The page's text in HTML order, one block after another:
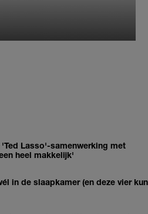
'Ted Lasso'-samenwerking met
heel makkelijk'
in de slaapkamer (en deze vier kun